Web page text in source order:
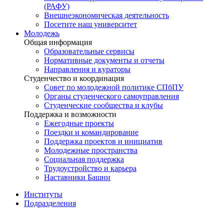
(РАФУ)
Внешнеэкономическая деятельность
Посетите наш университет
Молодежь
Общая информация
Образовательные сервисы
Нормативные документы и отчеты
Направления и кураторы
Студенчество и координация
Совет по молодежной политике СПбПУ
Органы студенческого самоуправления
Студенческие сообщества и клубы
Поддержка и возможности
Ежегодные проекты
Поездки и командирование
Поддержка проектов и инициатив
Молодежные пространства
Социальная поддержка
Трудоустройство и карьера
Наставники Башни
Институты
Подразделения